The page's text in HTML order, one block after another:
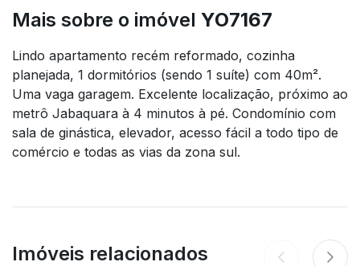
Mais sobre o imóvel YO7167
Lindo apartamento recém reformado, cozinha
planejada, 1 dormitórios (sendo 1 suíte) com 40m².
Uma vaga garagem. Excelente localização, próximo ao
metrô Jabaquara à 4 minutos à pé. Condomínio com
sala de ginástica, elevador, acesso fácil a todo tipo de
comércio e todas as vias da zona sul.
Imóveis relacionados